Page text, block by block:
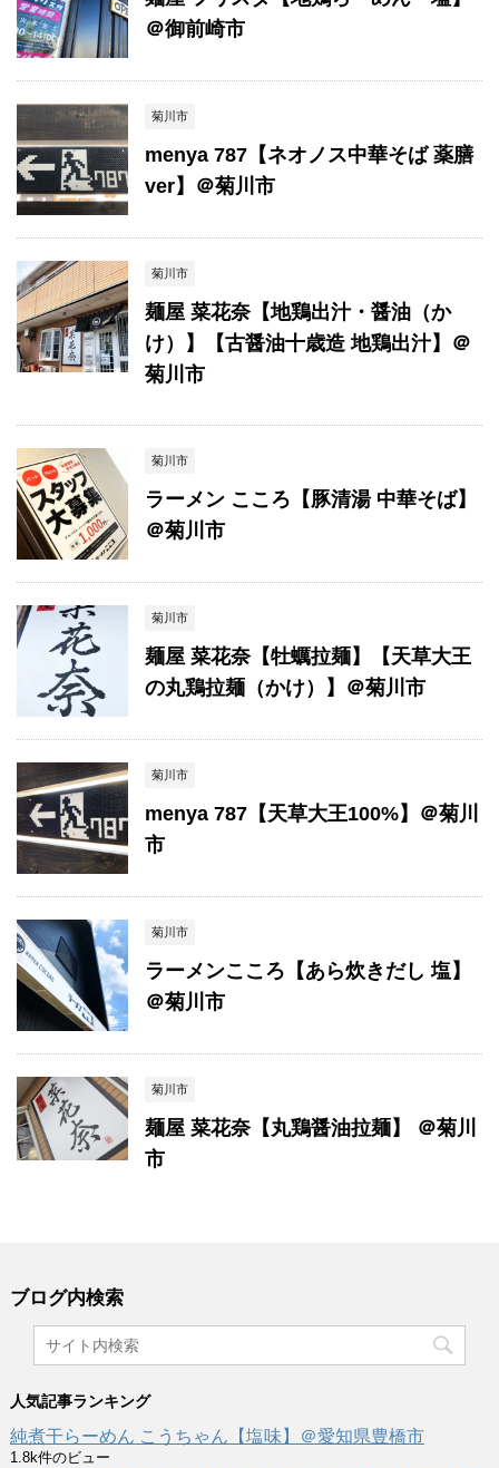
＠御前崎市
菊川市
menya 787【ネオノス中華そば 薬膳
ver】＠菊川市
菊川市
麺屋 菜花奈【地鶏出汁・醤油（か
け）】【古醤油十歳造 地鶏出汁】＠
菊川市
菊川市
ラーメン こころ【豚清湯 中華そば】
＠菊川市
菊川市
麺屋 菜花奈【牡蠣拉麺】【天草大王
の丸鶏拉麺（かけ）】＠菊川市
菊川市
menya 787【天草大王100%】＠菊川
市
菊川市
ラーメンこころ【あら炊きだし 塩】
＠菊川市
菊川市
麺屋 菜花奈【丸鶏醤油拉麺】 ＠菊川
市
ブログ内検索
人気記事ランキング
純煮干らーめん こうちゃん【塩味】＠愛知県豊橋市
1.8k件のビュー